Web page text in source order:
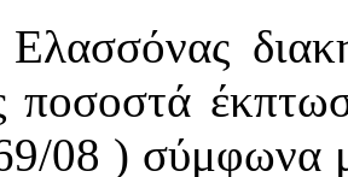
ποσοστά
08 ) σύμφωνα